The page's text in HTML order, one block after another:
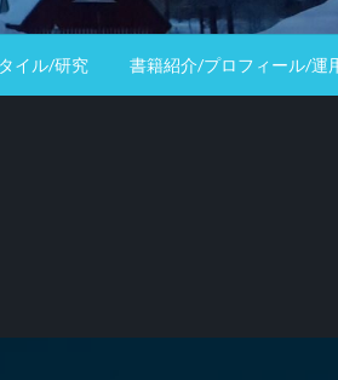
イル/研究 書籍紹介/プロフィール/運